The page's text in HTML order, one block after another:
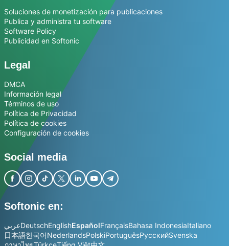
Soluciones de monetización para publicaciones
Publica y administra tu software
Software Policy
Publicidad en Softonic
Legal
DMCA
Información legal
Términos de uso
Política de Privacidad
Política de cookies
Configuración de cookies
Social media
Softonic en:
عربيDeutschEnglishEspañolFrançaisBahasa IndonesiaItaliano
日本語한국어NederlandsPolskiPortuguêsРусскийSvenska